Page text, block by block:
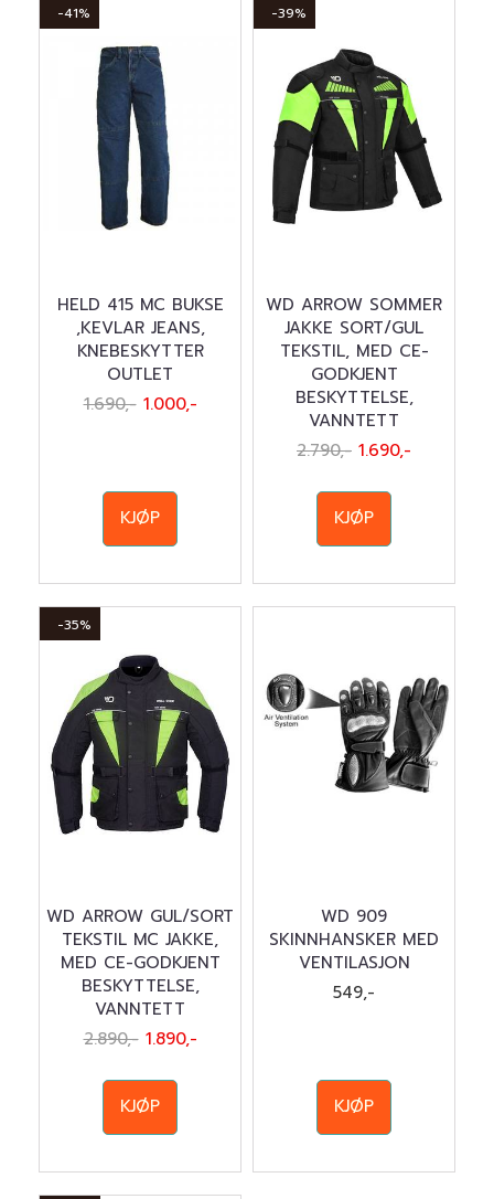
-41%
HELD 415 MC BUKSE
,KEVLAR JEANS,
KNEBESKYTTER
OUTLET
1.690,- 1.000,-
KJØP
-39%
WD ARROW SOMMER
JAKKE SORT/GUL
TEKSTIL, MED CE-
GODKJENT
BESKYTTELSE,
VANNTETT
2.790,- 1.690,-
KJØP
-35%
WD ARROW GUL/SORT
TEKSTIL MC JAKKE,
MED CE-GODKJENT
BESKYTTELSE,
VANNTETT
2.890,- 1.890,-
KJØP
WD 909
SKINNHANSKER MED
VENTILASJON
549,-
KJØP